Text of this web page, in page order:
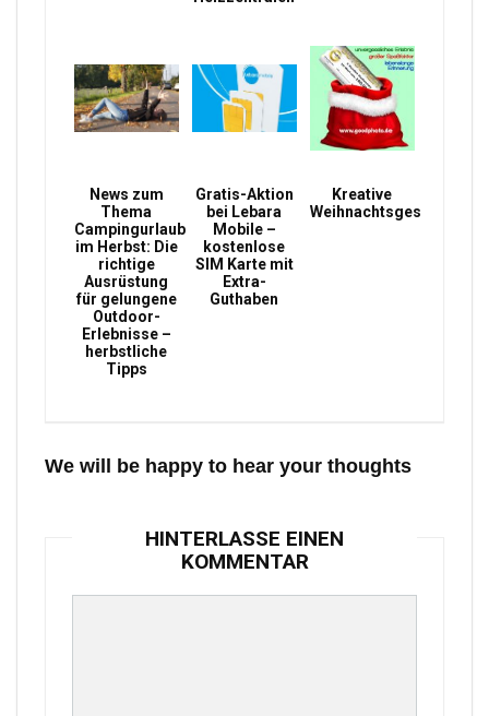
News zum
Thema
Campingurlaub
im Herbst: Die
richtige
Ausrüstung
für gelungene
Outdoor-
Erlebnisse –
herbstliche
Tipps
Gratis-Aktion
bei Lebara
Mobile –
kostenlose
SIM Karte mit
Extra-
Guthaben
Kreative
Weihnachtsgeschenke
We will be happy to hear your thoughts
HINTERLASSE EINEN
KOMMENTAR